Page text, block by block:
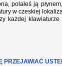
polałeś ją
w czeskiej
każdej
PRZEJAWIAĆ